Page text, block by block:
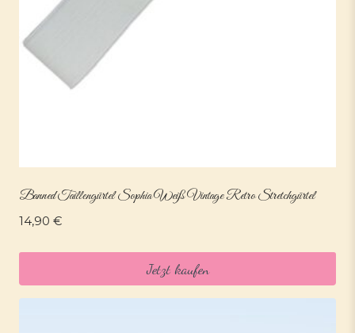
Banned Taillengürtel Sophia Weiß Vintage Retro Stretchgürtel
14,90 €
Jetzt kaufen